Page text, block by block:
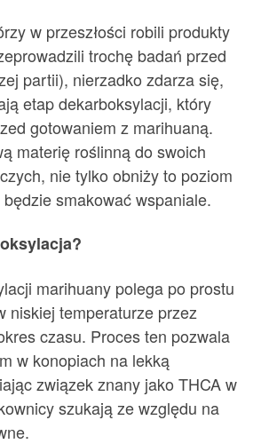
w przeszłości robili produkty
trochę badań przed
partii), nierzadko zdarza się,
etap dekarboksylacji, który
gotowaniem z marihuaną.
materię roślinną do swoich
nie tylko obniży to poziom
smakować wspaniale.
marihuany polega po prostu
niskiej temperaturze przez
czasu. Proces ten pozwala
w konopiach na lekką
związek znany jako THCA w
szukają ze względu na